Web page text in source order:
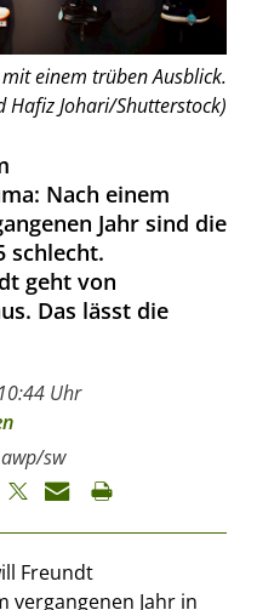
einem trüben Ausblick.
Hafiz Johari/Shutterstock)
Nach einem
Jahr sind die
schlecht.
geht von
Das lässt die
Uhr
sw
Freundt
vergangenen Jahr in